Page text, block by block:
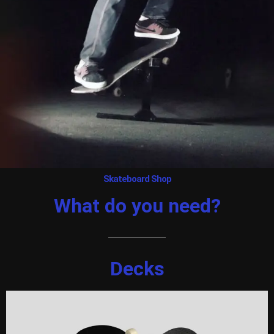
Skateboard Shop
What do you need?
Decks